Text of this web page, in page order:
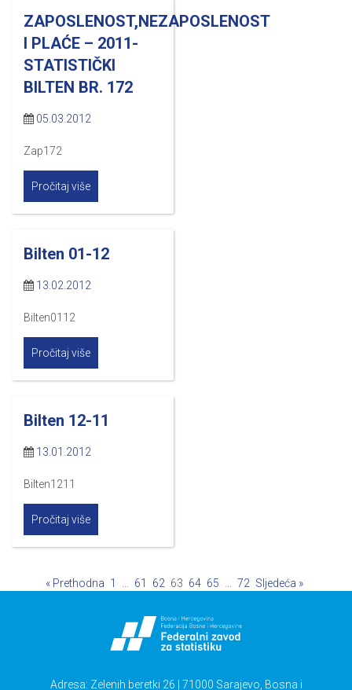
ZAPOSLENOST,NEZAPOSLENOST
I PLAĆE – 2011-
STATISTIČKI
BILTEN BR. 172
05.03.2012
Zap172
Pročitaj više
Bilten 01-12
13.02.2012
Bilten0112
Pročitaj više
Bilten 12-11
13.01.2012
Bilten1211
Pročitaj više
« Prethodna 1 61 62 63 64 65 72 Sljedeća »
Adresa: Zelenih beretki 26 | 71000 Sarajevo, Bosna i